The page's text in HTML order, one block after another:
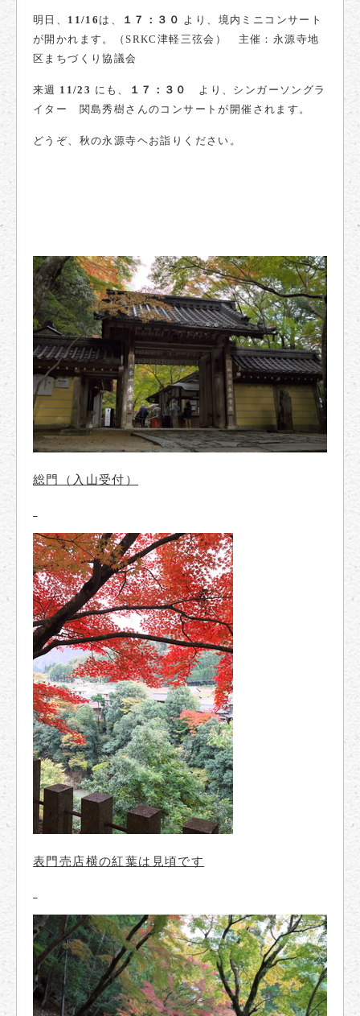
明日、 11/16 は、 １７：３０ より、境内ミニコンサート
が開かれます。（SRKC津軽三弦会） 主催：永源寺地
区まちづくり協議会
来週 11/23 にも、 １７：３０ より、シンガーソングラ
イター 関島秀樹さんのコンサートが開催されます。
どうぞ、秋の永源寺ヘお詣りください。
総門（入山受付）
表門売店横の紅葉は見頃です